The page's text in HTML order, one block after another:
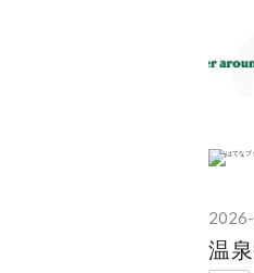
2026-
温